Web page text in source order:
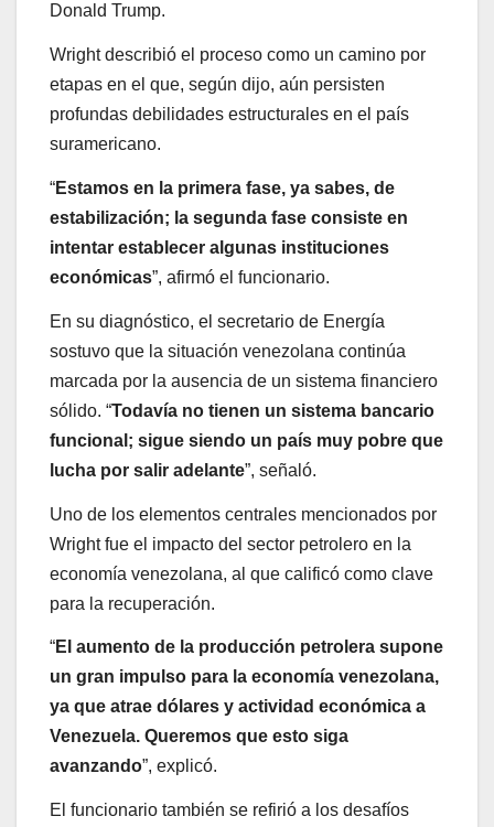
Donald Trump.
Wright describió el proceso como un camino por
etapas en el que, según dijo, aún persisten
profundas debilidades estructurales en el país
suramericano.
“Estamos en la primera fase, ya sabes, de
estabilización; la segunda fase consiste en
intentar establecer algunas instituciones
económicas”, afirmó el funcionario.
En su diagnóstico, el secretario de Energía
sostuvo que la situación venezolana continúa
marcada por la ausencia de un sistema financiero
sólido. “Todavía no tienen un sistema bancario
funcional; sigue siendo un país muy pobre que
lucha por salir adelante”, señaló.
Uno de los elementos centrales mencionados por
Wright fue el impacto del sector petrolero en la
economía venezolana, al que calificó como clave
para la recuperación.
“El aumento de la producción petrolera supone
un gran impulso para la economía venezolana,
ya que atrae dólares y actividad económica a
Venezuela. Queremos que esto siga
avanzando”, explicó.
El funcionario también se refirió a los desafíos